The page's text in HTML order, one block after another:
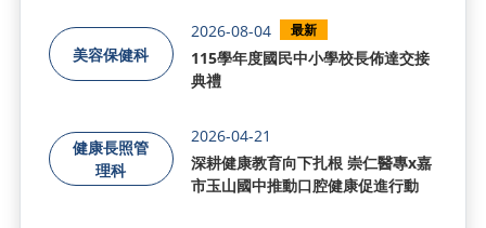
美容保健科
2026-08-04 最新
115學年度國民中小學校長佈達交接
典禮
健康長照管
理科
2026-04-21
深耕健康教育向下扎根 崇仁醫專x嘉
市玉山國中推動口腔健康促進行動